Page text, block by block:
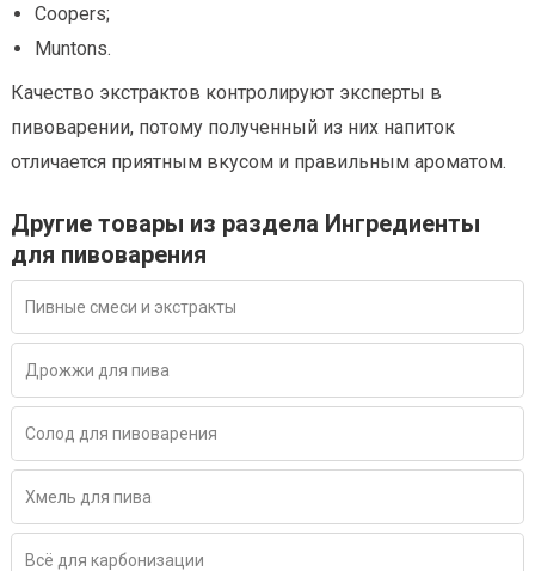
Coopers;
Muntons.
Качество экстрактов контролируют эксперты в
пивоварении, потому полученный из них напиток
отличается приятным вкусом и правильным ароматом.
Другие товары из раздела Ингредиенты
для пивоварения
Пивные смеси и экстракты
Дрожжи для пива
Солод для пивоварения
Хмель для пива
Всё для карбонизации